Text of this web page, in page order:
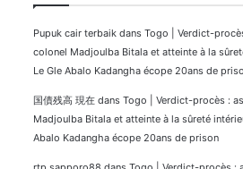
Pupuk cair terbaik dans Togo | Verdict-
colonel Madjoulba Bitala et atteinte à la
Le Gle Abalo Kadangha écope 20ans de
国債残高 現在 dans Togo | Verdict-procès :
Madjoulba Bitala et atteinte à la sûreté
Abalo Kadangha écope 20ans de prison